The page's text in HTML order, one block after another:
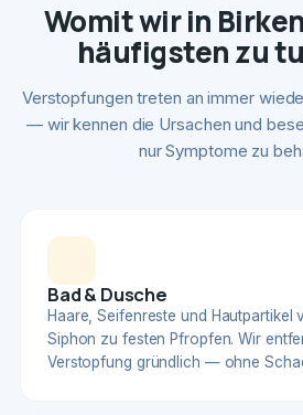
Womit wir in
häufigsten zu
Verstopfungen treten an immer
— wir kennen die Ursachen und
nur Symptome zu
Bad & Dusche
Haare, Seifenreste und Hautpartikel
Siphon zu festen Pfropfen. Wir
Verstopfung gründlich — ohne